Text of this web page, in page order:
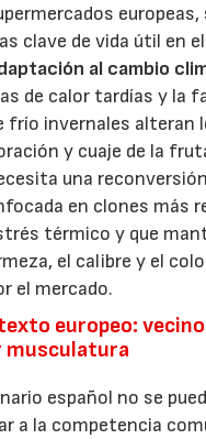
europeas,
clave de vida útil en
al cambio
de calor tardías y la
frío invernales alteran
y cuaje de la
una
en clones más
térmico y que
el calibre y el
el mercado.
europeo:
musculatura
español no se
a la competencia